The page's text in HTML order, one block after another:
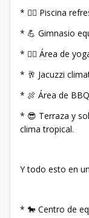
* 🏊‍♀ Piscina
* 💪 Gimnasio
* 🧘‍♀ Área de
* 🥂 Jacuzzi
* 🍖 Área de
* 😎 Terraza y
clima tropical.
Y todo esto en
* 🐎 Centro de